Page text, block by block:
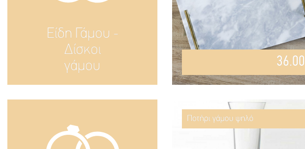
Είδη Γάμου -
Δίσκοι
γάμου
36.00
Ποτήρι γάμου ψηλό